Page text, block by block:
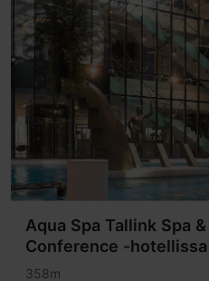
Aqua Spa Tallink Spa &
Conference -hotellissa
358m